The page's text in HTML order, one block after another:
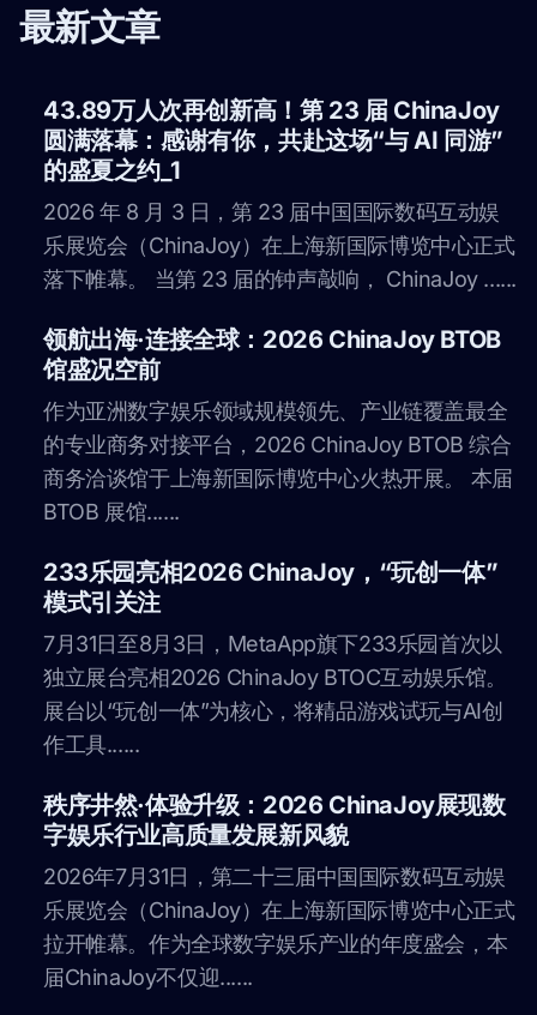
最新文章
43.89万人次再创新高！第 23 届 ChinaJoy
圆满落幕：感谢有你，共赴这场“与 AI 同游”
的盛夏之约_1
2026 年 8 月 3 日，第 23 届中国国际数码互动娱
乐展览会（ChinaJoy）在上海新国际博览中心正式
落下帷幕。 当第 23 届的钟声敲响， ChinaJoy ......
领航出海·连接全球：2026 ChinaJoy BTOB
馆盛况空前
作为亚洲数字娱乐领域规模领先、产业链覆盖最全
的专业商务对接平台，2026 ChinaJoy BTOB 综合
商务洽谈馆于上海新国际博览中心火热开展。 本届
BTOB 展馆......
233乐园亮相2026 ChinaJoy，“玩创一体”
模式引关注
7月31日至8月3日，MetaApp旗下233乐园首次以
独立展台亮相2026 ChinaJoy BTOC互动娱乐馆。
展台以“玩创一体”为核心，将精品游戏试玩与AI创
作工具......
秩序井然·体验升级：2026 ChinaJoy展现数
字娱乐行业高质量发展新风貌
2026年7月31日，第二十三届中国国际数码互动娱
乐展览会（ChinaJoy）在上海新国际博览中心正式
拉开帷幕。作为全球数字娱乐产业的年度盛会，本
届ChinaJoy不仅迎......